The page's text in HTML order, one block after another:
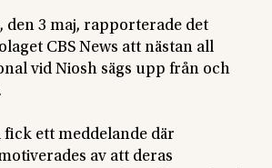
den 3 maj, rapporterade det
CBS News att nästan all
vid Niosh sägs upp från och
ett meddelande där
av att deras